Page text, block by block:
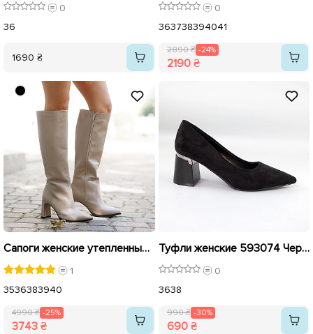
0
36
1690 ₴
0
363738394041
2890 ₴ -24%
2190 ₴
Сапоги женские утепленные кожаные 592648 Бежевые распродажа
1
3536383940
4990 ₴ -25%
3743 ₴
Туфли женские 593074 Черные распродажа
0
3638
990 ₴ -30%
690 ₴